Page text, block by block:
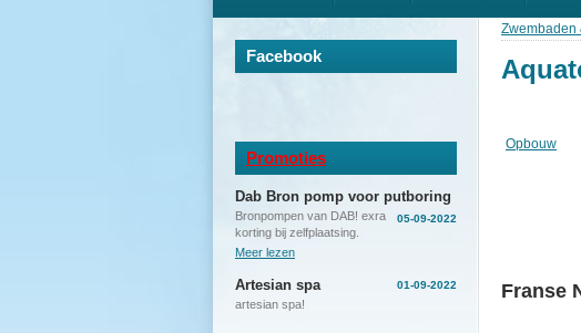
Zwembaden
Opbouw
Franse
Facebook
Promoties
Dab Bron pomp voor putboring
05-09-2022
Bronpompen van DAB! exra
korting bij zelfplaatsing.
Meer lezen
Artesian spa 01-09-2022
artesian spa!